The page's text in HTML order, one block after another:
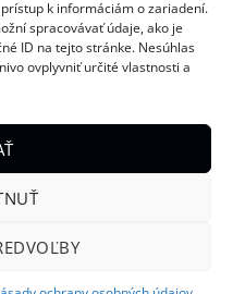
k informáciám o zariadení.
spracovávať údaje, ako je
ID na tejto stránke. Nesúhlas
ovplyvniť určité vlastnosti a